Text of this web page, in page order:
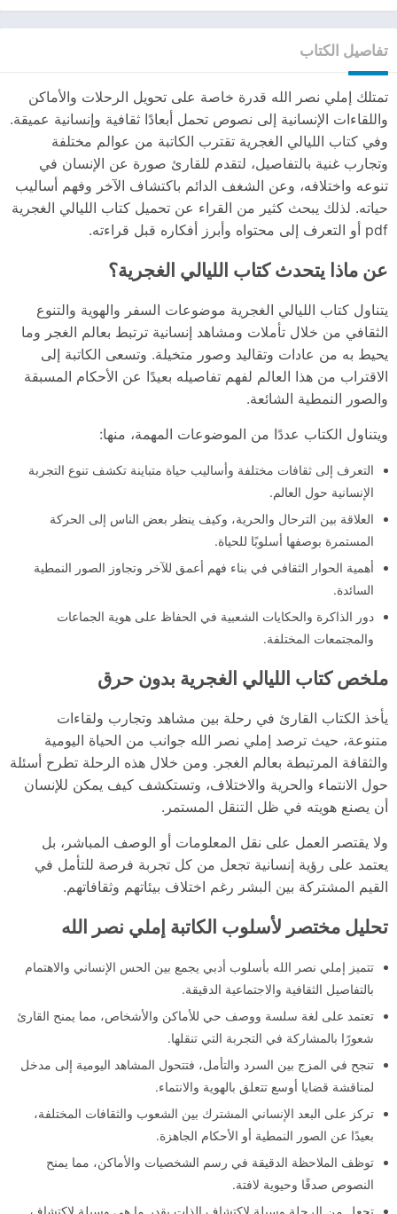
تفاصيل الكتاب
تمتلك إملي نصر الله قدرة خاصة على تحويل الرحلات والأماكن
واللقاءات الإنسانية إلى نصوص تحمل أبعادًا ثقافية وإنسانية عميقة.
وفي كتاب الليالي الغجرية تقترب الكاتبة من عوالم مختلفة
وتجارب غنية بالتفاصيل، لتقدم للقارئ صورة عن الإنسان في
تنوعه واختلافه، وعن الشغف الدائم باكتشاف الآخر وفهم أساليب
حياته. لذلك يبحث كثير من القراء عن تحميل كتاب الليالي الغجرية
pdf أو التعرف إلى محتواه وأبرز أفكاره قبل قراءته.
عن ماذا يتحدث كتاب الليالي الغجرية؟
يتناول كتاب الليالي الغجرية موضوعات السفر والهوية والتنوع
الثقافي من خلال تأملات ومشاهد إنسانية ترتبط بعالم الغجر وما
يحيط به من عادات وتقاليد وصور متخيلة. وتسعى الكاتبة إلى
الاقتراب من هذا العالم لفهم تفاصيله بعيدًا عن الأحكام المسبقة
والصور النمطية الشائعة.
ويتناول الكتاب عددًا من الموضوعات المهمة، منها:
التعرف إلى ثقافات مختلفة وأساليب حياة متباينة تكشف تنوع التجربة
الإنسانية حول العالم.
العلاقة بين الترحال والحرية، وكيف ينظر بعض الناس إلى الحركة
المستمرة بوصفها أسلوبًا للحياة.
أهمية الحوار الثقافي في بناء فهم أعمق للآخر وتجاوز الصور النمطية
السائدة.
دور الذاكرة والحكايات الشعبية في الحفاظ على هوية الجماعات
والمجتمعات المختلفة.
ملخص كتاب الليالي الغجرية بدون حرق
يأخذ الكتاب القارئ في رحلة بين مشاهد وتجارب ولقاءات
متنوعة، حيث ترصد إملي نصر الله جوانب من الحياة اليومية
والثقافة المرتبطة بعالم الغجر. ومن خلال هذه الرحلة تطرح أسئلة
حول الانتماء والحرية والاختلاف، وتستكشف كيف يمكن للإنسان
أن يصنع هويته في ظل التنقل المستمر.
ولا يقتصر العمل على نقل المعلومات أو الوصف المباشر، بل
يعتمد على رؤية إنسانية تجعل من كل تجربة فرصة للتأمل في
القيم المشتركة بين البشر رغم اختلاف بيئاتهم وثقافاتهم.
تحليل مختصر لأسلوب الكاتبة إملي نصر الله
تتميز إملي نصر الله بأسلوب أدبي يجمع بين الحس الإنساني والاهتمام
بالتفاصيل الثقافية والاجتماعية الدقيقة.
تعتمد على لغة سلسة ووصف حي للأماكن والأشخاص، مما يمنح القارئ
شعورًا بالمشاركة في التجربة التي تنقلها.
تنجح في المزج بين السرد والتأمل، فتتحول المشاهد اليومية إلى مدخل
لمناقشة قضايا أوسع تتعلق بالهوية والانتماء.
تركز على البعد الإنساني المشترك بين الشعوب والثقافات المختلفة،
بعيدًا عن الصور النمطية أو الأحكام الجاهزة.
توظف الملاحظة الدقيقة في رسم الشخصيات والأماكن، مما يمنح
النصوص صدقًا وحيوية لافتة.
تجعل من الرحلة وسيلة لاكتشاف الذات بقدر ما هي وسيلة لاكتشاف